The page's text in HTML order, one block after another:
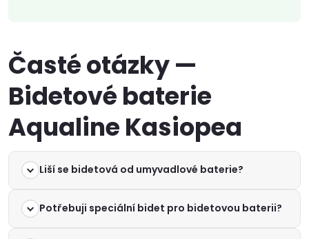
Časté otázky —
Bidetové baterie
Aqualine Kasiopea
Liší se bidetová od umyvadlové baterie?
Potřebuji speciální bidet pro bidetovou baterii?